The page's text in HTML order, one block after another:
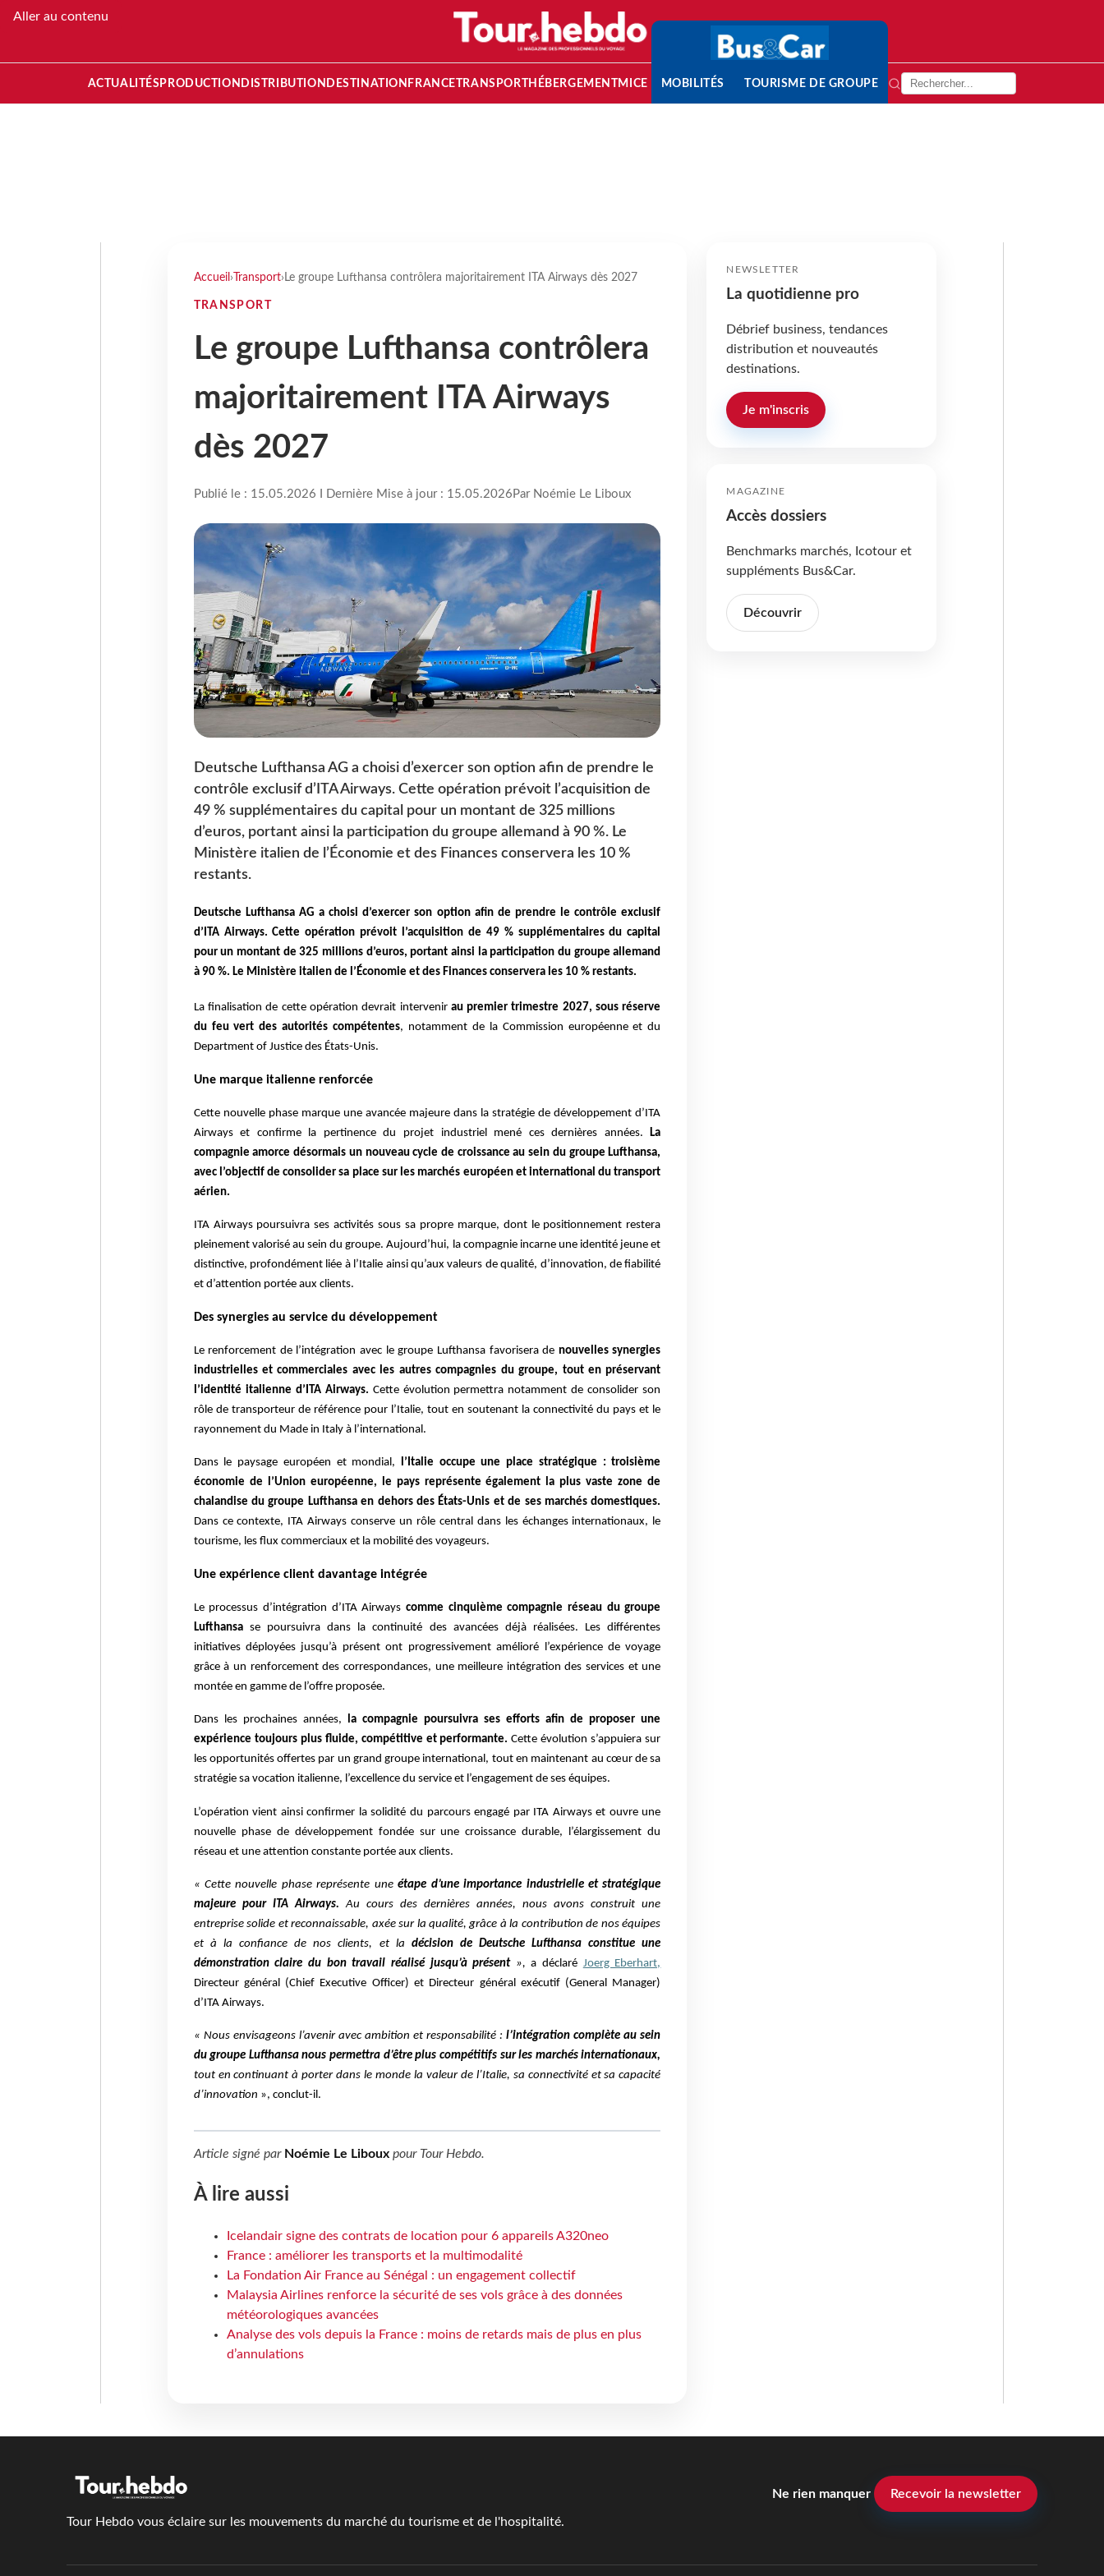
Aller au contenu
ACTUALITÉS PRODUCTION DISTRIBUTION DESTINATION FRANCETRANSPORT HÉBERGEMENTMICE MOBILITÉS TOURISME DE GROUPE
Accueil › Transport› Le groupe Lufthansa contrôlera majoritairement ITA Airways dès 2027
TRANSPORT
Le groupe Lufthansa contrôlera
majoritairement ITA Airways
dès 2027
Publié le : 15.05.2026 I Dernière Mise à jour : 15.05.2026 Par Noémie Le Liboux
Deutsche Lufthansa AG a choisi d’exercer son option afin de prendre le
contrôle exclusif d’ITA Airways. Cette opération prévoit l’acquisition de
49 % supplémentaires du capital pour un montant de 325 millions
d’euros, portant ainsi la participation du groupe allemand à 90 %. Le
Ministère italien de l’Économie et des Finances conservera les 10 %
restants.
Deutsche Lufthansa AG a choisi d’exercer son option afin de prendre le contrôle exclusif
d’ITA Airways. Cette opération prévoit l’acquisition de 49 % supplémentaires du capital
pour un montant de 325 millions d’euros, portant ainsi la participation du groupe allemand
à 90 %. Le Ministère italien de l’Économie et des Finances conservera les 10 % restants.
La finalisation de cette opération devrait intervenir au premier trimestre 2027, sous réserve
du feu vert des autorités compétentes, notamment de la Commission européenne et du
Department of Justice des États-Unis.
Une marque italienne renforcée
Cette nouvelle phase marque une avancée majeure dans la stratégie de développement d’ITA
Airways et confirme la pertinence du projet industriel mené ces dernières années.La
compagnie amorce désormais un nouveau cycle de croissance au sein du groupe Lufthansa,
avec l’objectif de consolider sa place sur les marchés européen et international du transport
aérien.
ITA Airways poursuivra ses activités sous sa propre marque, dont le positionnement restera
pleinement valorisé au sein du groupe. Aujourd’hui, la compagnie incarne une identité jeune et
distinctive, profondément liée à l’Italie ainsi qu’aux valeurs de qualité, d’innovation, de fiabilité
et d’attention portée aux clients.
Des synergies au service du développement
Le renforcement de l’intégration avec le groupe Lufthansa favorisera de nouvelles synergies
industrielles et commerciales avec les autres compagnies du groupe, tout en préservant
l’identité italienne d’ITA Airways. Cette évolution permettra notamment de consolider son
rôle de transporteur de référence pour l’Italie, tout en soutenant la connectivité du pays et le
rayonnement du Made in Italy à l’international.
Dans le paysage européen et mondial, l’Italie occupe une place stratégique : troisième
économie de l’Union européenne, le pays représente également la plus vaste zone de
chalandise du groupe Lufthansa en dehors des États-Unis et de ses marchés domestiques.
Dans ce contexte, ITA Airways conserve un rôle central dans les échanges internationaux, le
tourisme, les flux commerciaux et la mobilité des voyageurs.
Une expérience client davantage intégrée
Le processus d’intégration d’ITA Airways comme cinquième compagnie réseau du groupe
Lufthansase poursuivra dans la continuité des avancées déjà réalisées. Les différentes
initiatives déployées jusqu’à présent ont progressivement amélioré l’expérience de voyage
grâce à un renforcement des correspondances, une meilleure intégration des services et une
montée en gamme de l’offre proposée.
Dans les prochaines années, la compagnie poursuivra ses efforts afin de proposer une
expérience toujours plus fluide, compétitive et performante.Cette évolution s’appuiera sur
les opportunités offertes par un grand groupe international, tout en maintenant au cœur de sa
stratégie sa vocation italienne, l’excellence du service et l’engagement de ses équipes.
L’opération vient ainsi confirmer la solidité du parcours engagé par ITA Airways et ouvre une
nouvelle phase de développement fondée sur une croissance durable, l’élargissement du
réseau et une attention constante portée aux clients.
« Cette nouvelle phase représente uneétape d’une importance industrielle et stratégique
majeure pour ITA Airways. Au cours des dernières années, nous avons construit une
entreprise solide et reconnaissable, axée sur la qualité, grâce à la contribution de nos équipes
et à la confiance de nos clients, et la décision de Deutsche Lufthansa constitue une
démonstration claire du bon travail réalisé jusqu’à présent»,a déclaré Joerg Eberhart,
Directeur général (Chief Executive Officer) et Directeur général exécutif (General Manager)
d’ITA Airways.
« Nous envisageons l’avenir avec ambition et responsabilité :l’intégration complète au sein
du groupe Lufthansa nous permettra d’être plus compétitifs sur les marchés internationaux,
tout en continuant à porter dans le monde la valeur de l’Italie, sa connectivité et sa capacité
d’innovation », conclut-il.
Article signé par Noémie Le Libouxpour Tour Hebdo.
À lire aussi
Icelandair signe des contrats de location pour 6 appareils A320neo
France : améliorer les transports et la multimodalité
La Fondation Air France au Sénégal : un engagement collectif
Malaysia Airlines renforce la sécurité de ses vols grâce à des données
météorologiques avancées
Analyse des vols depuis la France : moins de retards mais de plus en plus
d’annulations
NEWSLETTER
La quotidienne pro
Débrief business, tendances
distribution et nouveautés
destinations.
Je m'inscris
MAGAZINE
Accès dossiers
Benchmarks marchés, Icotour et
suppléments Bus&Car.
Découvrir
Tour Hebdo vous éclaire sur les mouvements du marché du tourisme et de l'hospitalité.
Ne rien manquer Recevoir la newsletter